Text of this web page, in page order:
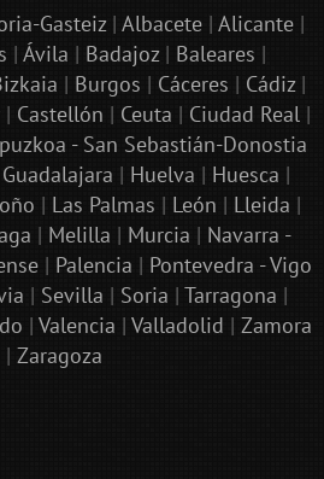
Gasteiz| Albacete| Alicante|
| Ávila | Badajoz| Baleares |
| Burgos | Cáceres | Cádiz|
| Castellón | Ceuta | Ciudad Real|
- San Sebastián-Donostia
Guadalajara | Huelva | Huesca |
| Las Palmas | León | Lleida |
| Melilla | Murcia | Navarra -
| Palencia | Pontevedra - Vigo
| Sevilla | Soria | Tarragona |
| Valencia | Valladolid | Zamora
| Zaragoza